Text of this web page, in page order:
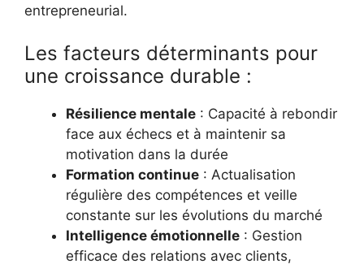
entrepreneurial.
Les facteurs déterminants pour
une croissance durable :
Résilience mentale : Capacité à rebondir
face aux échecs et à maintenir sa
motivation dans la durée
Formation continue : Actualisation
régulière des compétences et veille
constante sur les évolutions du marché
Intelligence émotionnelle : Gestion
efficace des relations avec clients,